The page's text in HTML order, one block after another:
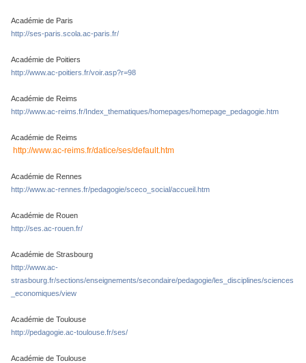
Académie de Paris
http://ses-paris.scola.ac-paris.fr/
Académie de Poitiers
http://www.ac-poitiers.fr/voir.asp?r=98
Académie de Reims
http://www.ac-reims.fr/Index_thematiques/homepages/homepage_pedagogie.htm
Académie de Reims
http://www.ac-reims.fr/datice/ses/default.htm
Académie de Rennes
http://www.ac-rennes.fr/pedagogie/sceco_social/accueil.htm
Académie de Rouen
http://ses.ac-rouen.fr/
Académie de Strasbourg
http://www.ac-
strasbourg.fr/sections/enseignements/secondaire/pedagogie/les_disciplines/sciences
_economiques/view
Académie de Toulouse
http://pedagogie.ac-toulouse.fr/ses/
Académie de Toulouse